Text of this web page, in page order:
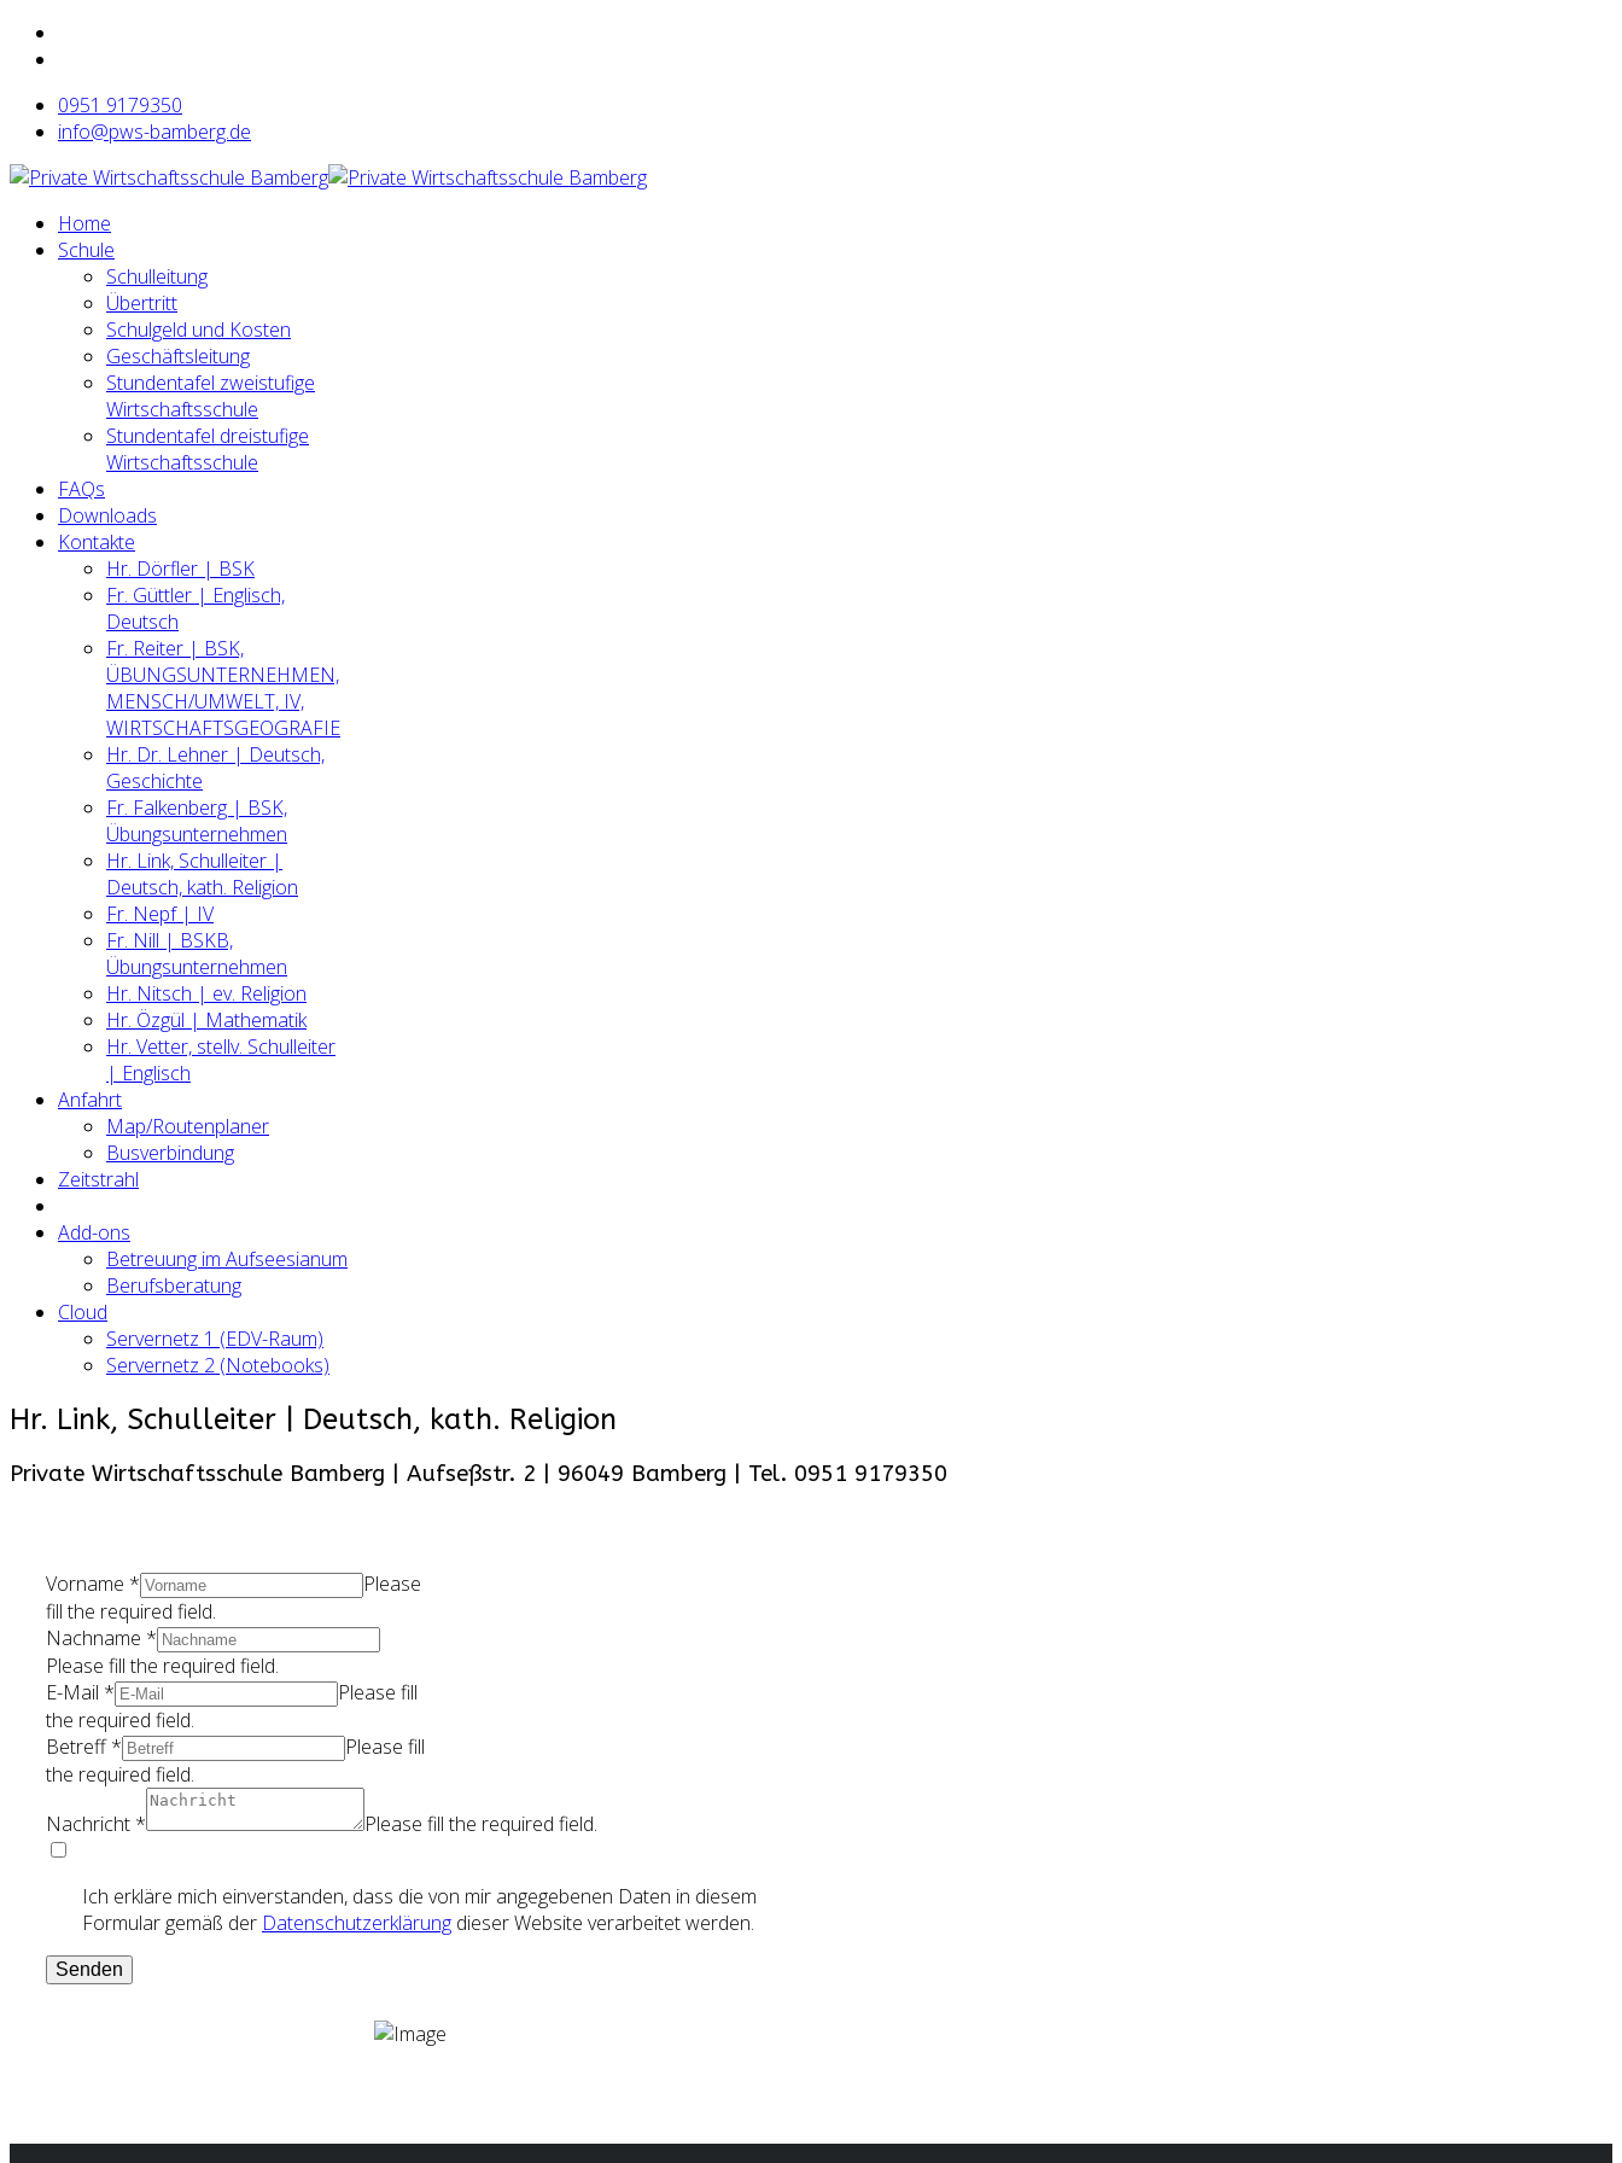
0951 9179350
info@pws-bamberg.de
Home
Schule
Schulleitung
Übertritt
Schulgeld und Kosten
Geschäftsleitung
Stundentafel zweistufige
Wirtschaftsschule
Stundentafel dreistufige
Wirtschaftsschule
FAQs
Downloads
Kontakte
Hr. Dörfler | BSK
Fr. Güttler | Englisch,
Deutsch
Fr. Reiter | BSK,
ÜBUNGSUNTERNEHMEN,
MENSCH/UMWELT, IV,
WIRTSCHAFTSGEOGRAFIE
Hr. Dr. Lehner | Deutsch,
Geschichte
Fr. Falkenberg | BSK,
Übungsunternehmen
Hr. Link, Schulleiter |
Deutsch, kath. Religion
Fr. Nepf | IV
Fr. Nill | BSKB,
Übungsunternehmen
Hr. Nitsch | ev. Religion
Hr. Özgül | Mathematik
Hr. Vetter, stellv. Schulleiter
| Englisch
Anfahrt
Map/Routenplaner
Busverbindung
Zeitstrahl
Add-ons
Betreuung im Aufseesianum
Berufsberatung
Cloud
Servernetz 1 (EDV-Raum)
Servernetz 2 (Notebooks)
Hr. Link, Schulleiter | Deutsch, kath. Religion
Private Wirtschaftsschule Bamberg | Aufseßstr. 2 | 96049 Bamberg | Tel. 0951 9179350
Vorname *
Please
fill the required field.
Nachname *
Please fill the required field.
E-Mail *
Please fill
the required field.
Betreff*
Please fill
the required field.
Nachricht * Please fill the required field.
Ich erkläre mich einverstanden, dass die von mir angegebenen Daten in diesem
Formular gemäß der Datenschutzerklärung dieser Website verarbeitet werden.
Senden